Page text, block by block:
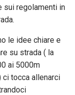
sui regolamenti in
le idee chiare e
su strada ( la
ai 5000m
ci tocca allenarci